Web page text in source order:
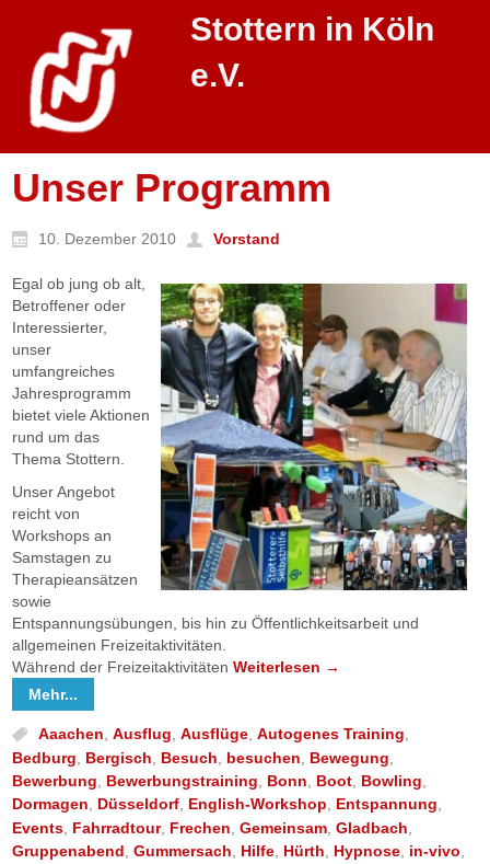
Stottern in Köln
e.V.
Unser Programm
10. Dezember 2010 Vorstand
Egal ob jung ob alt,
Betroffener oder
Interessierter,
unser
umfangreiches
Jahresprogramm
bietet viele Aktionen
rund um das
Thema Stottern.
Unser Angebot
reicht von
Workshops an
Samstagen zu
Therapieansätzen
sowie
Entspannungsübungen, bis hin zu Öffentlichkeitsarbeit und
allgemeinen Freizeitaktivitäten.
Während der Freizeitaktivitäten Weiterlesen →
Mehr...
Aaachen, Ausflug, Ausflüge, Autogenes Training,
Bedburg
Bergisch Besuch besuchen Bewegung
Bewerbung, Bewerbungstraining, Bonn, Boot, Bowling,
Dormagen, Düsseldorf, English-Workshop, Entspannung,
Events Fahrradtour, Frechen Gemeinsam Gladbach
Gruppenabend, Gummersach, Hilfe, Hürth, Hypnose, in-vivo,